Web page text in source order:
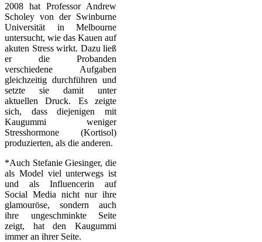
2008 hat Professor Andrew
Scholey von der Swinburne
Universität in Melbourne
untersucht, wie das Kauen auf
akuten Stress wirkt. Dazu ließ
er die Probanden
verschiedene Aufgaben
gleichzeitig durchführen und
setzte sie damit unter
aktuellen Druck. Es zeigte
sich, dass diejenigen mit
Kaugummi weniger
Stresshormone (Kortisol)
produzierten, als die anderen.
*Auch Stefanie Giesinger, die
als Model viel unterwegs ist
und als Influencerin auf
Social Media nicht nur ihre
glamouröse, sondern auch
ihre ungeschminkte Seite
zeigt, hat den Kaugummi
immer an ihrer Seite.